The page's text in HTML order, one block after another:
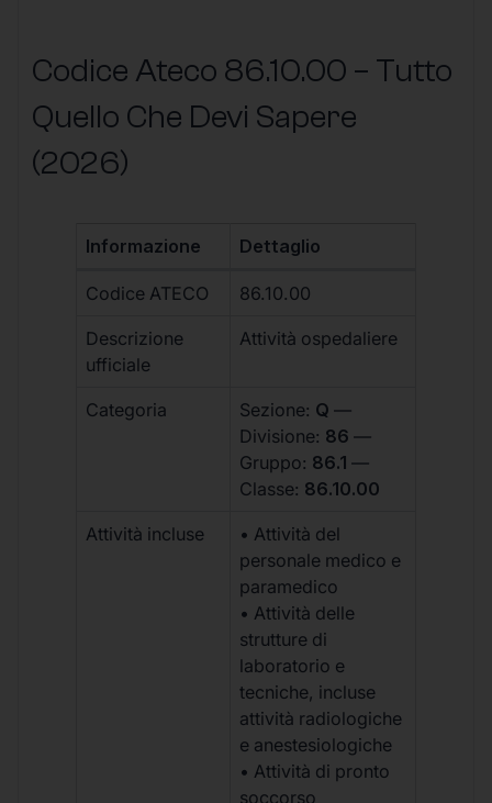
Codice Ateco 86.10.00 – Tutto
Quello Che Devi Sapere
(2026)
Informazione Dettaglio
Codice ATECO 86.10.00
Descrizione
ufficiale
Attività ospedaliere
Categoria Sezione: Q —
Divisione: 86 —
Gruppo: 86.1 —
Classe: 86.10.00
Attività incluse
• Attività del
personale medico e
paramedico
• Attività delle
strutture di
laboratorio e
tecniche, incluse
attività radiologiche
e anestesiologiche
• Attività di pronto
soccorso